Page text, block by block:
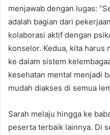
menjawab dengan lugas:
adalah bagian dari
kolaborasi aktif dengan
konselor. Kedua, kita
ke dalam sistem
kesehatan mental menjadi
mudah diakses di semua
Sarah melaju hingga ke
peserta terbaik lainnya. Di